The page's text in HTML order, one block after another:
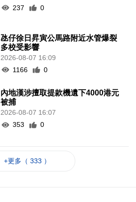
237
0
氹仔徐日昇寅公馬路附近水管爆裂
多校受影響
2026-08-07 16:09
1166
0
內地漢涉擅取提款機遺下4000港元
被捕
2026-08-07 16:07
353
0
+更多（ 333 ）